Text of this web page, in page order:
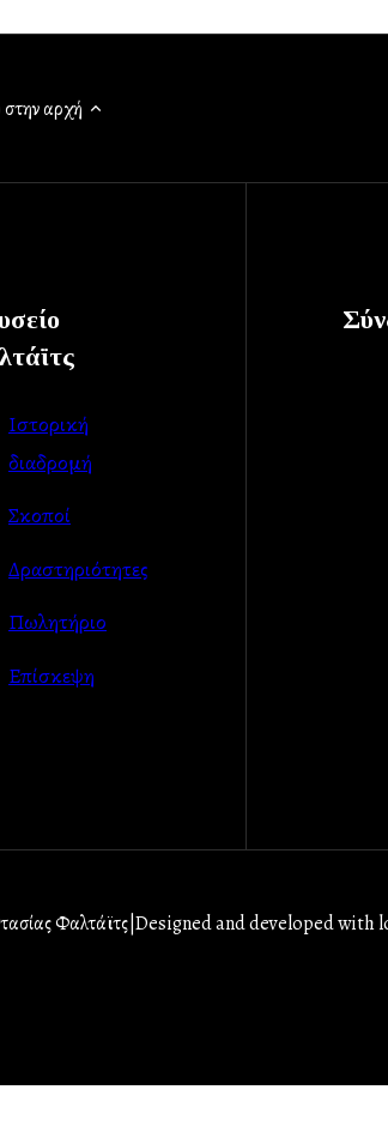
αρχή
Ιστορική
διαδρομή
Σκοποί
Δραστηριότητες
Πωλητήριο
Επίσκεψη
Φαλτάϊτς Designed and developed with